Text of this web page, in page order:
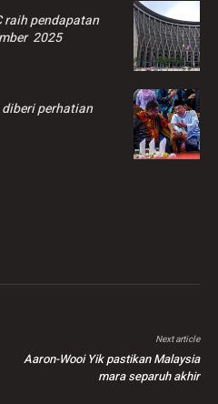
raih pendapatan
2025
perhatian
Next article
Aaron-Wooi Yik pastikan Malaysia
mara separuh akhir